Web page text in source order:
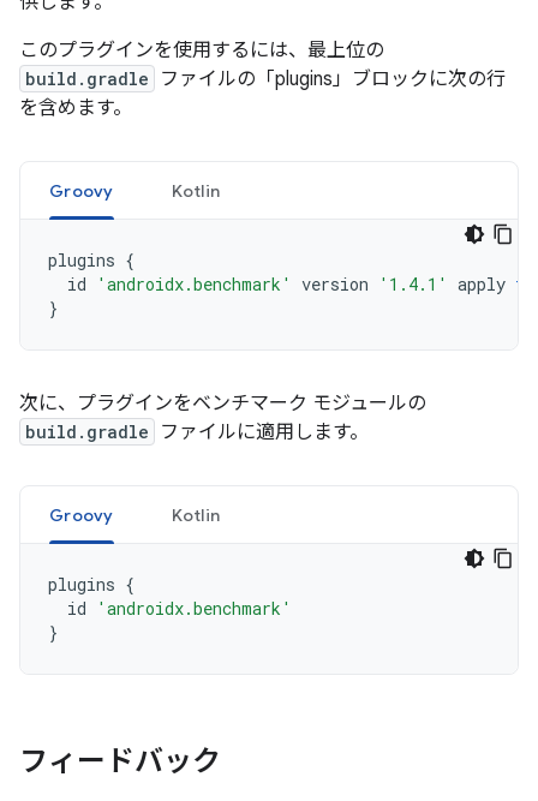
このプラグインを使用するには、最上位の
build.gradle
ファイルの「plugins」ブロックに次の行
を含めます。
Groovy Kotlin
plugins {
id
'androidx.benchmark' version '1.4.1' apply
}
次に、プラグインをベンチマーク モジュールの
build.gradle ファイルに適用します。
Groovy Kotlin
plugins {
id
'androidx.benchmark'
}
フィードバック